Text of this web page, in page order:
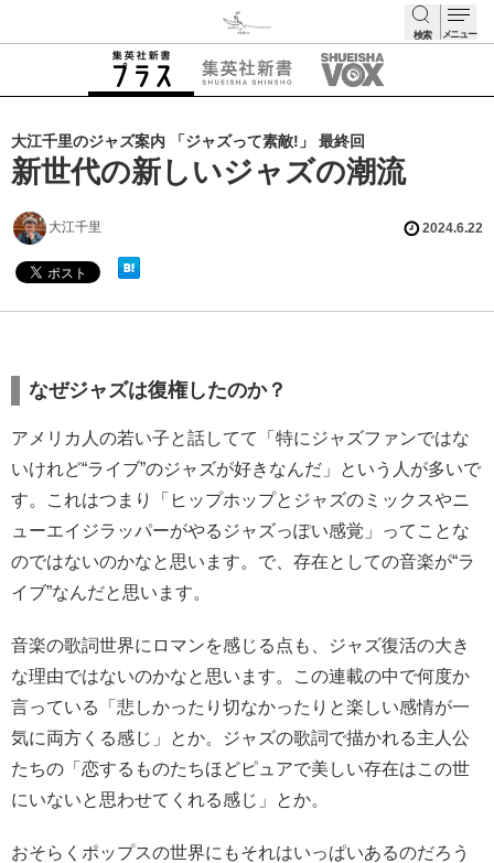
検索 メニュー
大江千里のジャズ案内 「ジャズって素敵!」 最終回
新世代の新しいジャズの潮流
大江千里 2024.6.22
なぜジャズは復権したのか？
アメリカ人の若い子と話してて「特にジャズファンではな
いけれど“ライブ”のジャズが好きなんだ」という人が多いで
す。これはつまり「ヒップホップとジャズのミックスやニ
ューエイジラッパーがやるジャズっぽい感覚」ってことな
のではないのかなと思います。で、存在としての音楽が“ラ
イブ”なんだと思います。
音楽の歌詞世界にロマンを感じる点も、ジャズ復活の大き
な理由ではないのかなと思います。この連載の中で何度か
言っている「悲しかったり切なかったりと楽しい感情が一
気に両方くる感じ」とか。ジャズの歌詞で描かれる主人公
たちの「恋するものたちほどピュアで美しい存在はこの世
にいないと思わせてくれる感じ」とか。
おそらくポップスの世界にもそれはいっぱいあるのだろう